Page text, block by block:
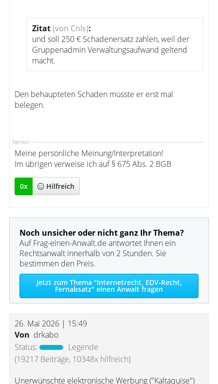
Zitat(von Cnls):
und soll 250 € Schadenersatz zahlen, weil der
Gruppenadmin Verwaltungsaufwand geltend
macht.
Den behaupteten Schaden müsste er erst mal
belegen.
Signatur:
Meine persönliche Meinung/Interpretation!
Im übrigen verweise ich auf § 675 Abs. 2 BGB
0x Hilfreich
Noch unsicher oder nicht ganz Ihr Thema?
Auf Frag-einen-Anwalt.de antwortet Ihnen ein
Rechtsanwalt innerhalb von 2 Stunden. Sie
bestimmen den Preis.
Jetzt zum Thema "Internetrecht, EDV-Recht,
Fernabsatz" einen Anwalt fragen
26. Mai 2026 | 15:49
Von drkabo
Status:
Legende
(19217 Beiträge, 10348x hilfreich)
Unerwünschte elektronische Werbung ("Kaltaquise")